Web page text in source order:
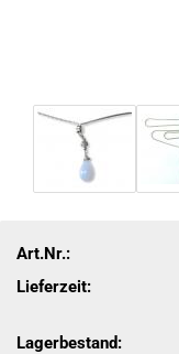
Art.Nr.:
Lieferzeit:
Lagerbestand: